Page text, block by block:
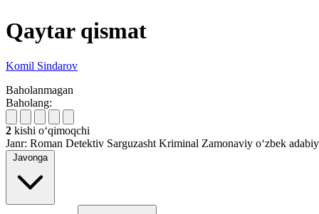
Qaytar qismat
Komil Sindarov
Baholanmagan
Baholang:
2 kishi oʻqimoqchi
Janr: Roman Detektiv Sarguzasht Kriminal Zamonaviy o‘zbek
Javonga